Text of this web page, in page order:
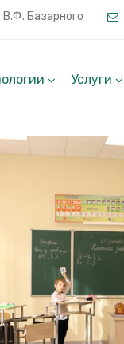
В.Ф. Базарного
Услуги